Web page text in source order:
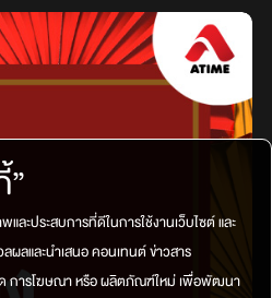
และประสบการที่ดีในการใช้งานเว็บไซต์ และ
ผลและนำเสนอ คอนเทนต์ ข่าวสาร
การโฆษณา หรือ ผลิตภัณฑ์ใหม่ เพื่อพัฒนา